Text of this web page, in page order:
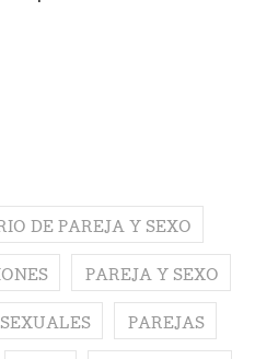
DE PAREJA Y SEXO
PAREJA Y SEXO
PAREJAS